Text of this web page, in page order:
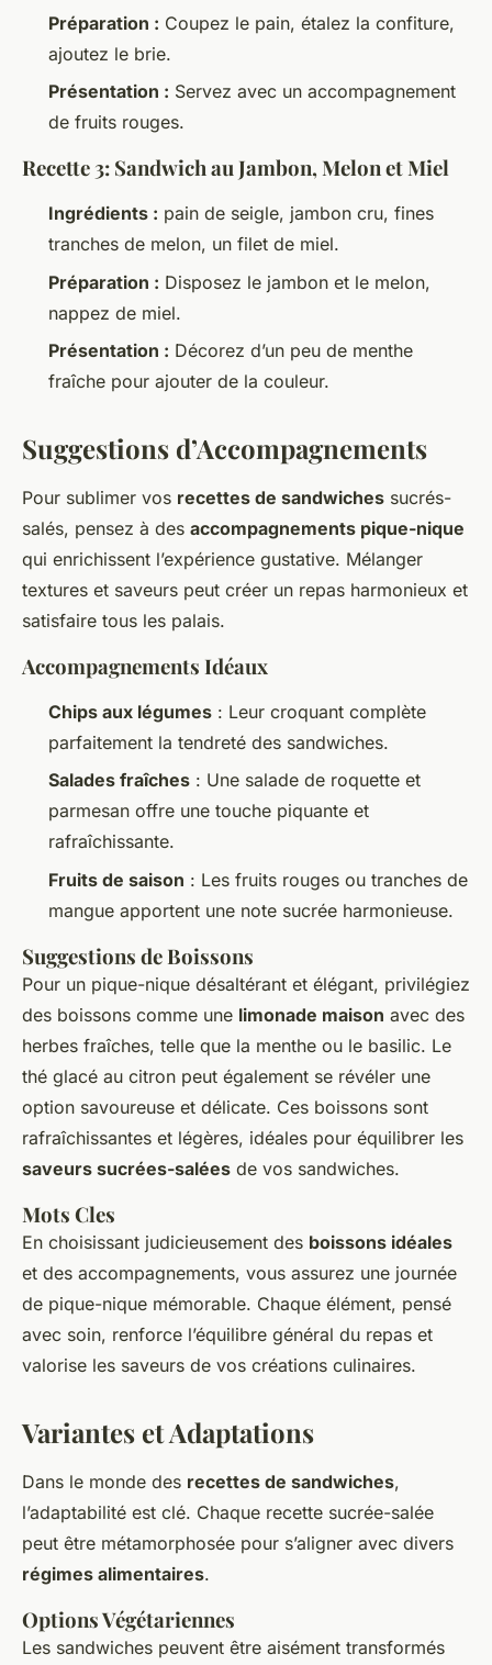
Préparation : Coupez le pain, étalez la confiture,
ajoutez le brie.
Présentation : Servez avec un accompagnement
de fruits rouges.
Recette 3: Sandwich au Jambon, Melon et Miel
Ingrédients : pain de seigle, jambon cru, fines
tranches de melon, un filet de miel.
Préparation : Disposez le jambon et le melon,
nappez de miel.
Présentation : Décorez d’un peu de menthe
fraîche pour ajouter de la couleur.
Suggestions d’Accompagnements
Pour sublimer vos recettes de sandwiches sucrés-
salés, pensez à des accompagnements pique-nique
qui enrichissent l’expérience gustative. Mélanger
textures et saveurs peut créer un repas harmonieux et
satisfaire tous les palais.
Accompagnements Idéaux
Chips aux légumes : Leur croquant complète
parfaitement la tendreté des sandwiches.
Salades fraîches : Une salade de roquette et
parmesan offre une touche piquante et
rafraîchissante.
Fruits de saison : Les fruits rouges ou tranches de
mangue apportent une note sucrée harmonieuse.
Suggestions de Boissons
Pour un pique-nique désaltérant et élégant, privilégiez
des boissons comme une limonade maison avec des
herbes fraîches, telle que la menthe ou le basilic. Le
thé glacé au citron peut également se révéler une
option savoureuse et délicate. Ces boissons sont
rafraîchissantes et légères, idéales pour équilibrer les
saveurs sucrées-salées de vos sandwiches.
Mots Cles
En choisissant judicieusement des boissons idéales
et des accompagnements, vous assurez une journée
de pique-nique mémorable. Chaque élément, pensé
avec soin, renforce l’équilibre général du repas et
valorise les saveurs de vos créations culinaires.
Variantes et Adaptations
Dans le monde des recettes de sandwiches,
l’adaptabilité est clé. Chaque recette sucrée-salée
peut être métamorphosée pour s’aligner avec divers
régimes alimentaires.
Options Végétariennes
Les sandwiches peuvent être aisément transformés